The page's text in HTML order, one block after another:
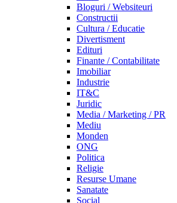
Bloguri / Websiteuri
Constructii
Cultura / Educatie
Divertisment
Edituri
Finante / Contabilitate
Imobiliar
Industrie
IT&C
Juridic
Media / Marketing / PR
Mediu
Monden
ONG
Politica
Religie
Resurse Umane
Sanatate
Social